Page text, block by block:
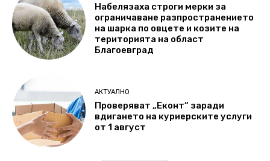
Набелязаха строги мерки за
ограничаване разпространението
на шарка по овцете и козите на
територията на област
Благоевград
АКТУАЛНО
Проверяват „Еконт“ заради
вдигането на куриерските услуги
от 1 август